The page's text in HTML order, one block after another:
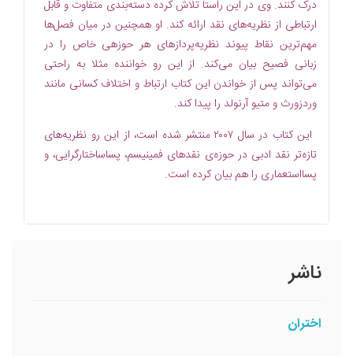
درک کنند. وی در این راستا تلاش کرده دسته‌بندی متفاوت و قابل
ارتباطی از نظریه‌های نقد ارائه کند. او همچنین در میان فصل‌ها
مهم‌ترین نقاط پیوند نظریه‌پردازهای هر حوزهی خاص را در
زبانی فصیح بیان می‌کند. از این رو خواننده مثلا به راحتی
می‌تواند پس از خواندن این کتاب ارتباط و اختلاف کسانی مانند
وردزورث و متیو آرنولد را پیدا کند.
این کتاب در سال ۲۰۰۷ منتشر شده است، از این رو نظریه‌های
تازه‌تر نقد ادبی در حوزه‌ی نقدهای فمینیسم، پساساختارگرایی، و
پسااستعماری را هم بیان کرده است.
ناشر
اختران